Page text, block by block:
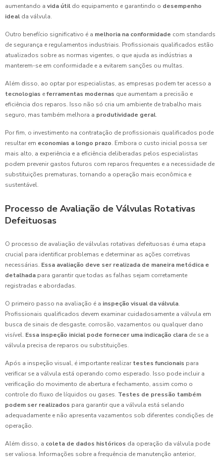
aumentando a vida útil do equipamento e garantindo o desempenho
ideal da válvula.
Outro benefício significativo é a melhoria na conformidade com standards
de segurança e regulamentos industriais. Profissionais qualificados estão
atualizados sobre as normas vigentes, o que ajuda as indústrias a
manterem-se em conformidade e a evitarem sanções ou multas.
Além disso, ao optar por especialistas, as empresas podem ter acesso a
tecnologias eferramentas modernas que aumentam a precisão e
eficiência dos reparos. Isso não só cria um ambiente de trabalho mais
seguro, mas também melhora a produtividade geral.
Por fim, o investimento na contratação de profissionais qualificados pode
resultar em economias a longo prazo. Embora o custo inicial possa ser
mais alto, a experiência e a eficiência deliberadas pelos especialistas
podem prevenir gastos futuros com reparos frequentes e a necessidade de
substituições prematuras, tornando a operação mais econômica e
sustentável.
Processo de Avaliação de Válvulas Rotativas
Defeituosas
O processo de avaliação de válvulas rotativas defeituosas é uma etapa
crucial para identificar problemas e determinar as ações corretivas
necessárias. Essa avaliação deve ser realizada de maneira metódica e
detalhada para garantir que todas as falhas sejam corretamente
registradas e abordadas.
O primeiro passo na avaliação é a inspeção visual da válvula.
Profissionais qualificados devem examinar cuidadosamente a válvula em
busca de sinais de desgaste, corrosão, vazamentos ou qualquer dano
visível. Essa inspeção inicial pode fornecer uma indicação clara de se a
válvula precisa de reparos ou substituições.
Após a inspeção visual, é importante realizar testes funcionais para
verificar se a válvula está operando como esperado. Isso pode incluir a
verificação do movimento de abertura e fechamento, assim como o
controle do fluxo de líquidos ou gases. Testes de pressão também
podem ser realizados para garantir que a válvula está selando
adequadamente e não apresenta vazamentos sob diferentes condições de
operação.
Além disso, a coleta de dados históricos da operação da válvula pode
ser valiosa. Informações sobre a frequência de manutenção anterior,